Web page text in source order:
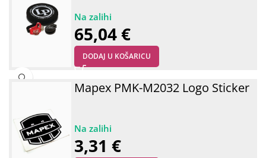
65,04 €
DODAJ U KOŠARICU
Mapex PMK-M2032 Logo Sticker
3,31 €